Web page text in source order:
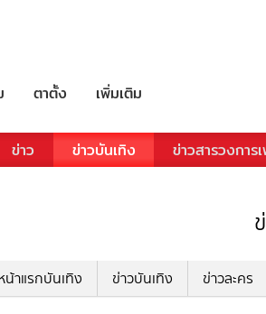
ตาตั้ง เพิ่มเติม
ข่าว ข่าวบันเทิง ข่าวสารวงการ
น้าแรกบันเทิง ข่าวบันเทิง ข่าวละคร